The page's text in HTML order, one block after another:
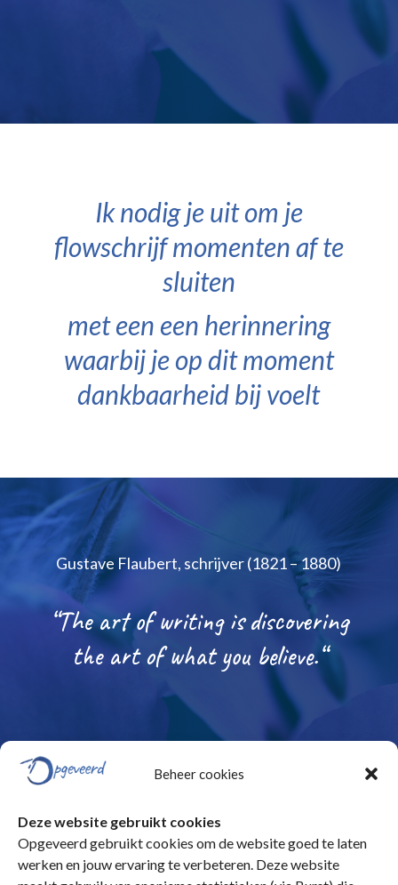
Beheer cookies
Deze website gebruikt cookies
Opgeveerd gebruikt cookies om de website goed te laten
werken en jouw ervaring te verbeteren. Deze website
Ik nodig je uit om je
flowschrijf momenten af te
sluiten
met een een herinnering
waarbij je op dit moment
dankbaarheid bij voelt
Gustave Flaubert, schrijver (1821 – 1880)
“The art of writing is discovering
the art of what you believe.“
Disclaimer Algemene voorwaarden|